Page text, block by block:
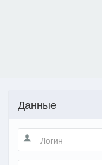
Данные